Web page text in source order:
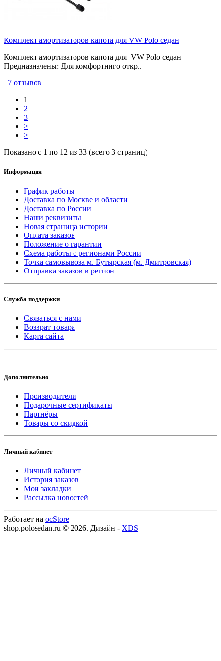
Комплект амортизаторов капота для VW Polo седан
Комплект амортизаторов капота для VW Polo седан
Предназначены: Для комфортниго откр..
7 отзывов
1
2
3
>
>|
Показано с 1 по 12 из 33 (всего 3 страниц)
Информация
График работы
Доставка по Москве и области
Доставка по России
Наши реквизиты
Новая страница истории
Оплата заказов
Положение о гарантии
Схема работы с регионами России
Точка самовывоза м. Бутырская (м. Дмитровская)
Отправка заказов в регион
Служба поддержки
Связаться с нами
Возврат товара
Карта сайта
Дополнительно
Производители
Подарочные сертификаты
Партнёры
Товары со скидкой
Личный кабинет
Личный кабинет
История заказов
Мои закладки
Рассылка новостей
Работает на ocStore
shop.polosedan.ru © 2026. Дизайн - XDS